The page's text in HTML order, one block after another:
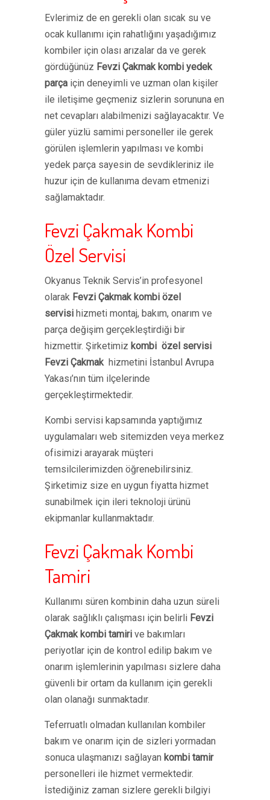
Evlerimiz de en gerekli olan sıcak su ve
ocak kullanımı için rahatlığını yaşadığımız
kombiler için olası arızalar da ve gerek
gördüğünüz Fevzi Çakmak kombi yedek
parça için deneyimli ve uzman olan kişiler
ile iletişime geçmeniz sizlerin sorununa en
net cevapları alabilmenizi sağlayacaktır. Ve
güler yüzlü samimi personeller ile gerek
görülen işlemlerin yapılması ve kombi
yedek parça sayesin de sevdikleriniz ile
huzur için de kullanıma devam etmenizi
sağlamaktadır.
Fevzi Çakmak Kombi
Özel Servisi
Okyanus Teknik Servis’in profesyonel
olarak Fevzi Çakmak kombi özel
servisi hizmeti montaj, bakım, onarım ve
parça değişim gerçekleştirdiği bir
hizmettir. Şirketimiz kombi özel servisi
Fevzi Çakmak hizmetini İstanbul Avrupa
Yakası’nın tüm ilçelerinde
gerçekleştirmektedir.
Kombi servisi kapsamında yaptığımız
uygulamaları web sitemizden veya merkez
ofisimizi arayarak müşteri
temsilcilerimizden öğrenebilirsiniz.
Şirketimiz size en uygun fiyatta hizmet
sunabilmek için ileri teknoloji ürünü
ekipmanlar kullanmaktadır.
Fevzi Çakmak Kombi
Tamiri
Kullanımı süren kombinin daha uzun süreli
olarak sağlıklı çalışması için belirli Fevzi
Çakmak kombi tamiri ve bakımları
periyotlar için de kontrol edilip bakım ve
onarım işlemlerinin yapılması sizlere daha
güvenli bir ortam da kullanım için gerekli
olan olanağı sunmaktadır.
Teferruatlı olmadan kullanılan kombiler
bakım ve onarım için de sizleri yormadan
sonuca ulaşmanızı sağlayan kombi tamir
personelleri ile hizmet vermektedir.
İstediğiniz zaman sizlere gerekli bilgiyi